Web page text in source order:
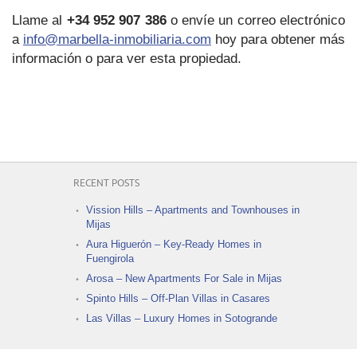
Llame al +34 952 907 386o envíe un correo electrónico
a info@marbella-inmobiliaria.com hoy para obtener más
información o para ver esta propiedad.
RECENT POSTS
Vission Hills – Apartments and Townhouses in
Mijas
Aura Higuerón – Key-Ready Homes in
Fuengirola
Arosa – New Apartments For Sale in Mijas
Spinto Hills – Off-Plan Villas in Casares
Las Villas – Luxury Homes in Sotogrande